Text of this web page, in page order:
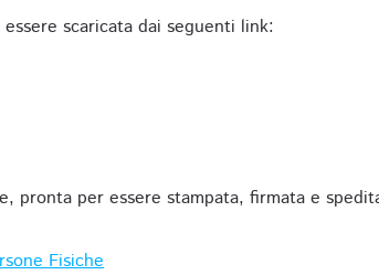
scaricata dai seguenti link:
pronta per essere stampata, firmata e
Fisiche